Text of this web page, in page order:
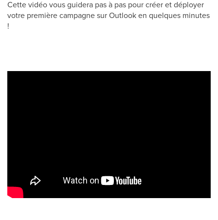
Cette vidéo vous guidera pas à pas pour créer et déployer
votre première campagne sur Outlook en quelques minutes
!